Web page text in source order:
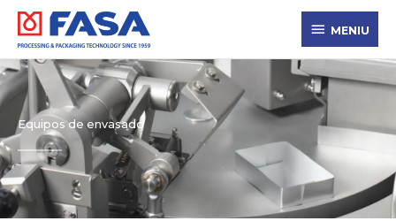
contenido
MENIU
MENIU
Equipos de envasado